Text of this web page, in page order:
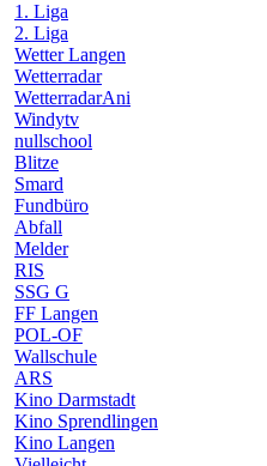
1. Liga
2. Liga
Wetter Langen
Wetterradar
WetterradarAni
Windytv
nullschool
Blitze
Smard
Fundbüro
Abfall
Melder
RIS
SSG G
FF Langen
POL-OF
Wallschule
ARS
Kino Darmstadt
Kino Sprendlingen
Kino Langen